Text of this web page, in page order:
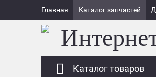
Главная Каталог запчастей
Каталог товаров